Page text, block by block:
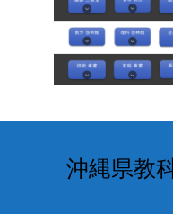
沖縄県教